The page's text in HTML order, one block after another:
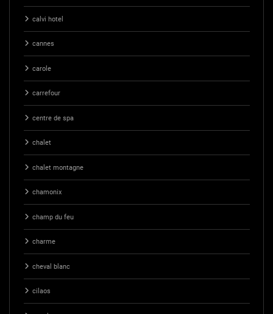
calvi hotel
cannes
carole
carrefour
centre de spa
chalet
chalet montagne
chamonix
champ du feu
charme
cheval blanc
cilaos